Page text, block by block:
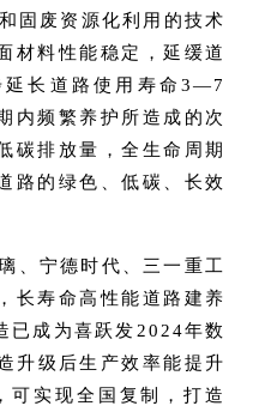
固废资源化利用的技术
材料性能稳定，延缓道
延长道路使用寿命3—7
内频繁养护所造成的次
碳排放量，全生命周期
路的绿色、低碳、长效
、宁德时代、三一重工
长寿命高性能道路建养
已成为喜跃发2024年数
升级后生产效率能提升
可实现全国复制，打造